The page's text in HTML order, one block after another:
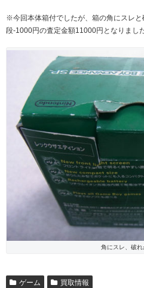
※今回本体箱付でしたが、箱の角にスレ
段-1000円の査定金額11000円となりました
角にスレ、破れ
ゲーム 買取情報